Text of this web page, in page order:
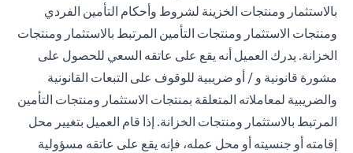
بالاستثمار ومنتجات الخزينة لشروط وأحكام التأمين الفردي
ومنتجات الاستثمار ومنتجات التأمين المرتبط بالاستثمار ومنتجات
الخزانة. يدرك العميل أنه يقع على عاتقه السعي للحصول على
مشورة قانونية و / أو ضريبية للوقوف على التبعات القانونية
والضريبية لمعاملاته المتعلقة بمنتجات الاستثمار ومنتجات التأمين
المرتبط بالاستثمار ومنتجات الخزانة. إذا قام العميل بتغيير محل
إقامته أو جنسيته أو محل عمله، فإنه يقع على عاتقه مسؤولية